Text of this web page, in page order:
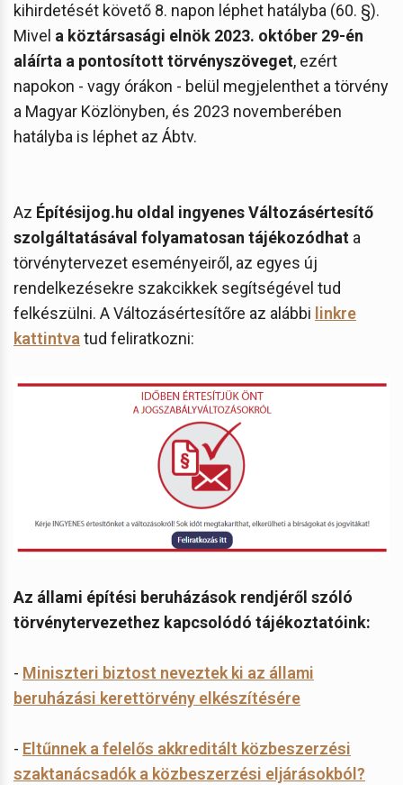
kihirdetését követő 8. napon léphet hatályba (60. §).
Mivel a köztársasági elnök 2023. október 29-én
aláírta a pontosított törvényszöveget, ezért
napokon - vagy órákon - belül megjelenthet a törvény
a Magyar Közlönyben, és 2023 novemberében
hatályba is léphet az Ábtv.
Az Építésijog.hu oldal ingyenes Változásértesítő
szolgáltatásával folyamatosan tájékozódhat a
törvénytervezet eseményeiről, az egyes új
rendelkezésekre szakcikkek segítségével tud
felkészülni. A Változásértesítőre az alábbi linkre
kattintva tud feliratkozni:
Az állami építési beruházások rendjéről szóló
törvénytervezethez kapcsolódó tájékoztatóink:
- Miniszteri biztost neveztek ki az állami
beruházási kerettörvény elkészítésére
- Eltűnnek a felelős akkreditált közbeszerzési
szaktanácsadók a közbeszerzési eljárásokból?